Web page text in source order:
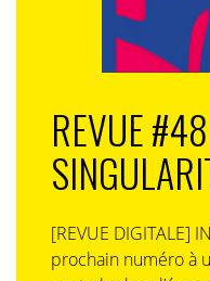
REVUE
[REVUE DIGITALE]
prochain numéro à